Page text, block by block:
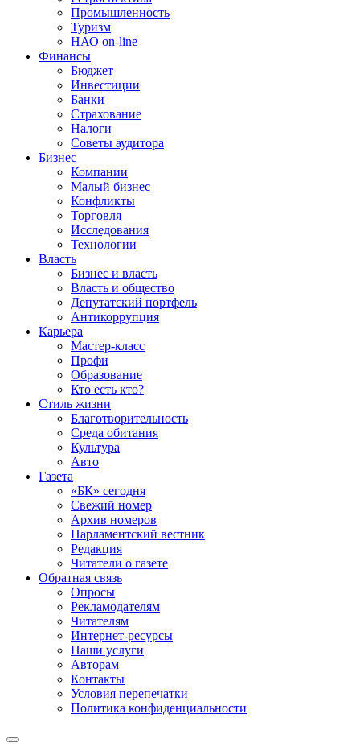
Промышленность
Туризм
НАО on-line
Финансы
Бюджет
Инвестиции
Банки
Страхование
Налоги
Советы аудитора
Бизнес
Компании
Малый бизнес
Конфликты
Торговля
Исследования
Технологии
Власть
Бизнес и власть
Власть и общество
Депутатский портфель
Антикоррупция
Карьера
Мастер-класс
Профи
Образование
Кто есть кто?
Стиль жизни
Благотворительность
Среда обитания
Культура
Авто
Газета
«БК» сегодня
Свежий номер
Архив номеров
Парламентский вестник
Редакция
Читатели о газете
Обратная связь
Опросы
Рекламодателям
Читателям
Интернет-ресурсы
Наши услуги
Авторам
Контакты
Условия перепечатки
Политика конфиденциальности